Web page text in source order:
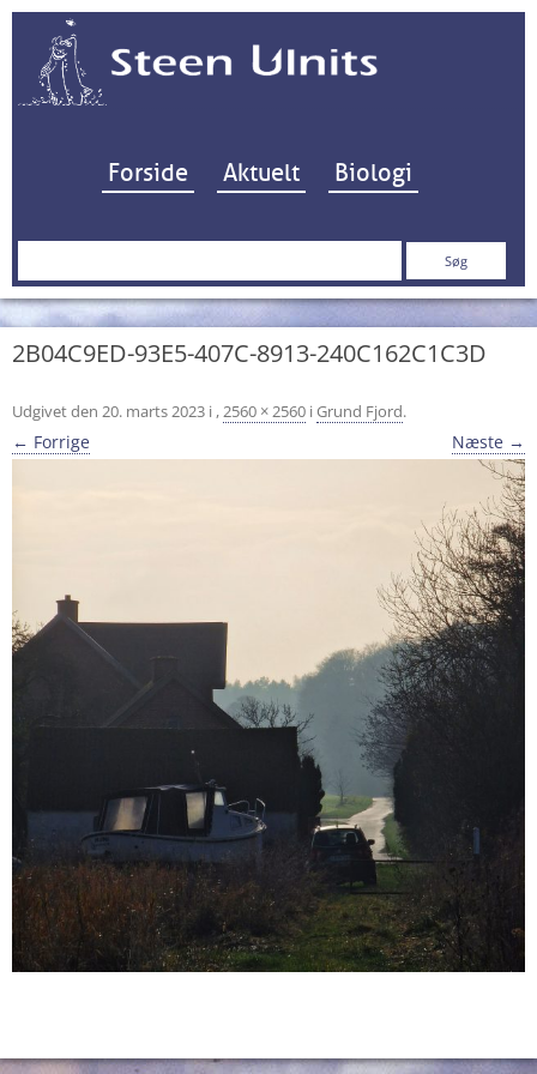
Hop til indhold
Forside Aktuelt Biologi
Søg
2B04C9ED-93E5-407C-8913-240C162C1C3D
Udgivet den 20. marts 2023 i ,2560 × 2560 iGrund Fjord.
← Forrige Næste →